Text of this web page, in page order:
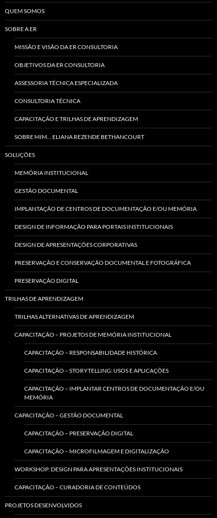
QUEM SOMOS
SOBRE A ER
MISSÃO E VISÃO DA ER CONSULTORIA
OBJETIVOS DA ER CONSULTORIA
ASSESSORIA TÉCNICA ESPECIALIZADA
CONSULTORIA TÉCNICA
CAPACITAÇÃO E TRILHAS DE APRENDIZAGEM
SOBRE MIM… ELIANA REZENDE BETHANCOURT
SOLUÇÕES
MEMÓRIA INSTITUCIONAL
GESTÃO DOCUMENTAL
IMPLANTAÇÃO DE CENTROS DE DOCUMENTAÇÃO E/OU MEMÓRIA
DESIGN DE INFORMAÇÃO PARA PORTAIS INSTITUCIONAIS
DESIGN DE APRESENTAÇÕES CORPORATIVAS
PRESERVAÇÃO E CONSERVAÇÃO DOCUMENTAL E FOTOGRÁFICA
PRESERVAÇÃO DIGITAL
TRILHAS DE APRENDIZAGEM
TRILHAS ALTERNATIVAS DE APRENDIZAGEM
CAPACITAÇÃO – PROJETOS DE MEMÓRIA INSTITUCIONAL
CAPACITAÇÃO – RESPONSABILIDADE HISTÓRICA
CAPACITAÇÃO – STORYTELLING: USOS E APLICAÇÕES
CAPACITAÇÃO – IMPLANTAR CENTROS DE DOCUMENTAÇÃO E/OU
MEMÓRIA
CAPACITAÇÃO – GESTÃO DOCUMENTAL
CAPACITAÇÃO – PRESERVAÇÃO DIGITAL
CAPACITAÇÃO – MICROFILMAGEM E DIGITALIZAÇÃO
WORKSHOP: DESIGN PARA APRESENTAÇÕES INSTITUCIONAIS
CAPACITAÇÃO – CURADORIA DE CONTEÚDOS
PROJETOS DESENVOLVIDOS